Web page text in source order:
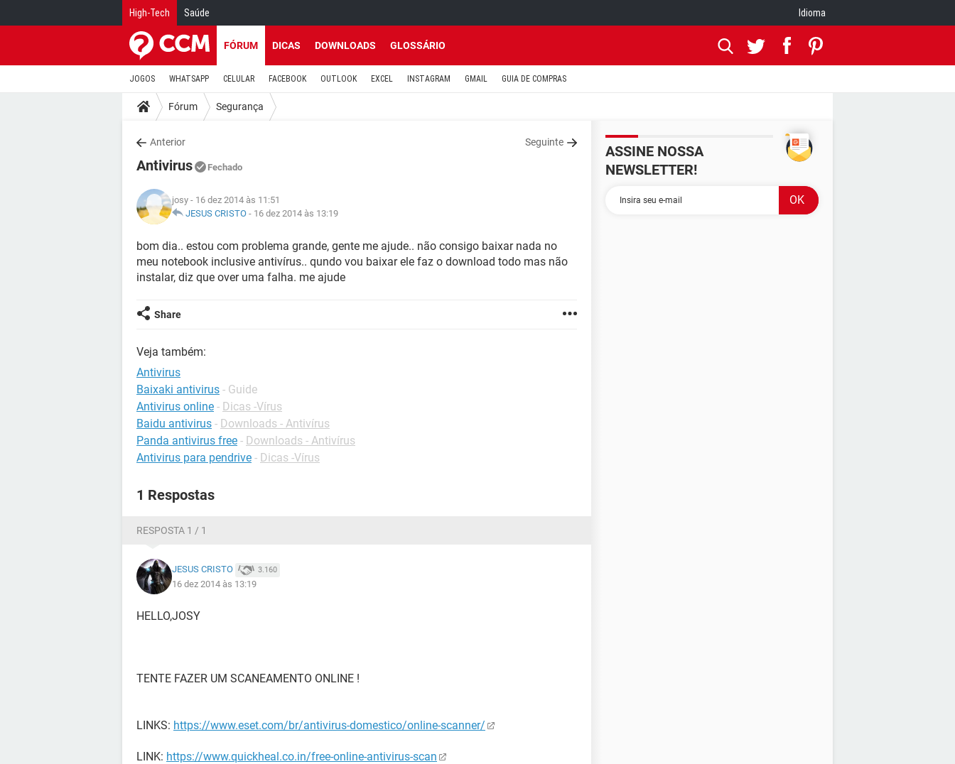
High-Tech Saúde Idioma
FÓRUM DICAS DOWNLOADS GLOSSÁRIO
JOGOS WHATSAPP CELULAR FACEBOOK OUTLOOK EXCEL INSTAGRAM GMAIL GUIA DE COMPRAS
Fórum Segurança
Anterior Seguinte
Antivirus Fechado
josy - 16 dez 2014 às 11:51
JESUS CRISTO - 16 dez 2014 às 13:19
bom dia.. estou com problema grande, gente me ajude.. não consigo baixar nada no
meu notebook inclusive antivírus.. qundo vou baixar ele faz o download todo mas não
instalar, diz que over uma falha. me ajude
Share
Veja também:
Antivirus
Baixaki antivirus - Guide
Antivirus online - Dicas -Vírus
Baidu antivirus - Downloads - Antivírus
Panda antivirus free - Downloads - Antivírus
Antivirus para pendrive - Dicas -Vírus
1 Respostas
RESPOSTA 1 / 1
JESUS CRISTO 3.160
16 dez 2014 às 13:19
HELLO,JOSY
TENTE FAZER UM SCANEAMENTO ONLINE !
LINKS: https://www.eset.com/br/antivirus-domestico/online-scanner/
LINK: https://www.quickheal.co.in/free-online-antivirus-scan
ASSINE NOSSA
NEWSLETTER!